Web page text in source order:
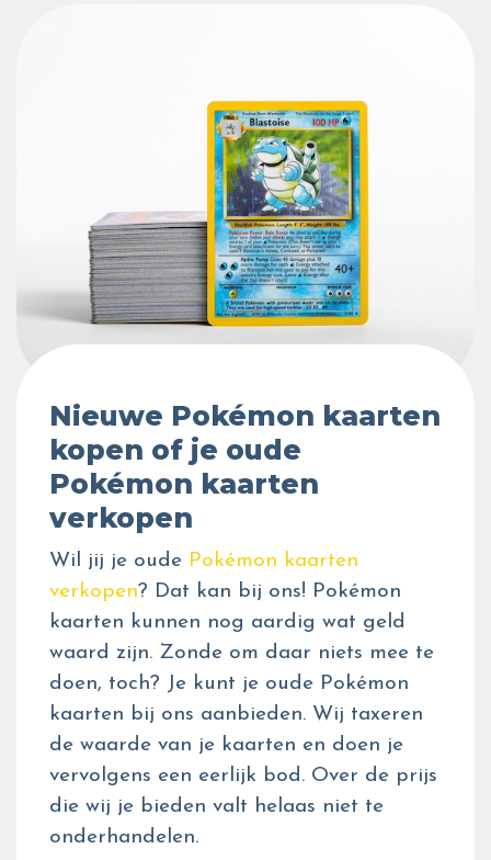
Nieuwe Pokémon kaarten
kopen of je oude
Pokémon kaarten
verkopen
Wil jij je oude Pokémon kaarten
verkopen? Dat kan bij ons! Pokémon
kaarten kunnen nog aardig wat geld
waard zijn. Zonde om daar niets mee te
doen, toch? Je kunt je oude Pokémon
kaarten bij ons aanbieden. Wij taxeren
de waarde van je kaarten en doen je
vervolgens een eerlijk bod. Over de prijs
die wij je bieden valt helaas niet te
onderhandelen.